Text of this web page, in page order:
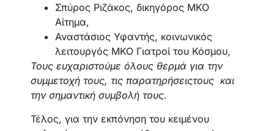
Σπύρος Ριζάκος, δικηγόρος ΜΚΟ
Αίτημα,
Αναστάσιος Υφαντής, κοινωνικός
λειτουργός ΜΚΟ Γιατροί του Κόσμου,
Τους ευχαριστούμε όλους θερμά για την
συμμετοχή τους, τις παρατηρήσειςτους και
την σημαντική συμβολή τους.
Τέλος, για την εκπόνηση του κειμένου